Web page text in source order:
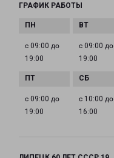
ГРАФИК РАБОТЫ
с 09:00 до
19:00
с 09:00 до
19:00
с 09:00 до
19:00
с 10:00 до
16:00